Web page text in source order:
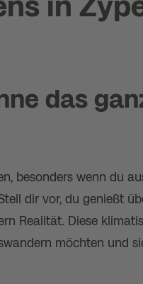
das
besonders wenn du
dir vor, du genießt
Realität. Diese
möchten und